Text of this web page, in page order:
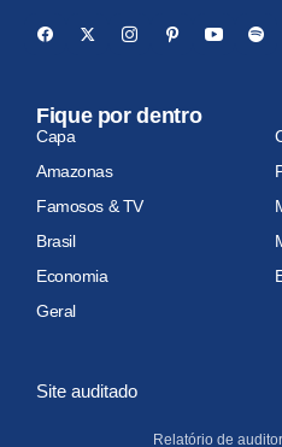
Fique por dentro
Capa
Amazonas
Famosos & TV
Brasil
Economia
Geral
Site auditado
Relatório de